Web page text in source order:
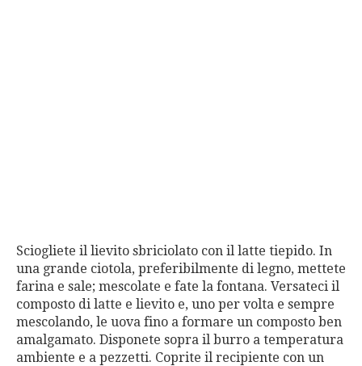
Sciogliete il lievito sbriciolato con il latte tiepido. In
una grande ciotola, preferibilmente di legno, mettete
farina e sale; mescolate e fate la fontana. Versateci il
composto di latte e lievito e, uno per volta e sempre
mescolando, le uova fino a formare un composto ben
amalgamato. Disponete sopra il burro a temperatura
ambiente e a pezzetti. Coprite il recipiente con un